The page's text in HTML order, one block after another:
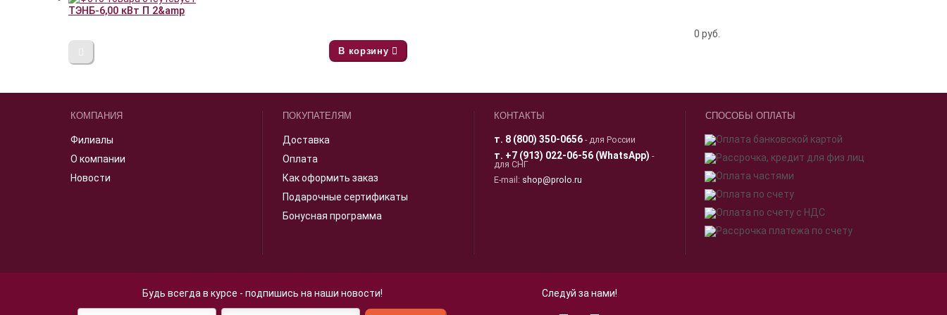
ТЭНБ-6,00 кВт П 2&amp
0 руб.
В корзину
КОМПАНИЯ
Филиалы
О компании
Новости
ПОКУПАТЕЛЯМ
Доставка
Оплата
Как оформить заказ
Подарочные сертификаты
Бонусная программа
КОНТАКТЫ
т. 8 (800) 350-0656 - для России
т. +7 (913) 022-06-56 (WhatsApp) -
для СНГ
E-mail: shop@prolo.ru
СПОСОБЫ ОПЛАТЫ
Будь всегда в курсе - подпишись на наши новости! Следуй за нами!